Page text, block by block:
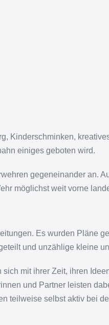
Kinderschminken,
einiges geboten wird.
gegeneinander an.
möglichst weit vorne
Es wurden Pläne
und unzählige kleine
mit ihrer Zeit, ihren
und Partner leisten
teilweise selbst aktiv bei